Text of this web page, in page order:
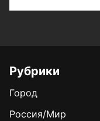
Рубрики
Город
Россия/Мир